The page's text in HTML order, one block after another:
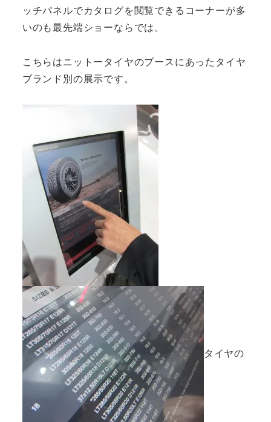
ッチパネルでカタログを閲覧できるコーナーが多
いのも最先端ショーならでは。
こちらはニットータイヤのブースにあったタイヤ
ブランド別の展示です。
タイヤの